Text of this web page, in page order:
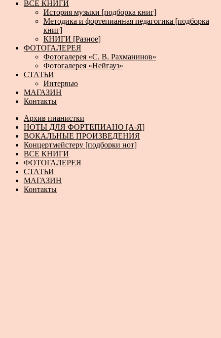
ВСЕ КНИГИ
История музыки [подборка книг]
Методика и фортепианная педагогика [подборка
книг]
КНИГИ [Разное]
ФОТОГАЛЕРЕЯ
Фотогалерея «С. В. Рахманинов»
Фотогалерея «Нейгауз»
СТАТЬИ
Интервью
МАГАЗИН
Контакты
Архив пианистки
НОТЫ ДЛЯ ФОРТЕПИАНО [А-Я]
ВОКАЛЬНЫЕ ПРОИЗВЕДЕНИЯ
Концертмейстеру [подборки нот]
ВСЕ КНИГИ
ФОТОГАЛЕРЕЯ
СТАТЬИ
МАГАЗИН
Контакты